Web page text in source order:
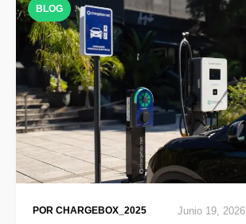
BLOG
POR CHARGEBOX_2025 Junio 19, 2026